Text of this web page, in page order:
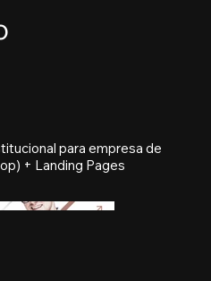
para empresa de
+ Landing Pages